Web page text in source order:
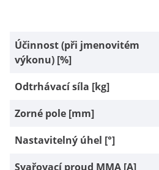
Účinnost (při jmenovitém
výkonu) [%]
Odtrhávací síla [kg]
Zorné pole [mm]
Nastavitelný úhel [°]
Svařovací proud MMA [A]